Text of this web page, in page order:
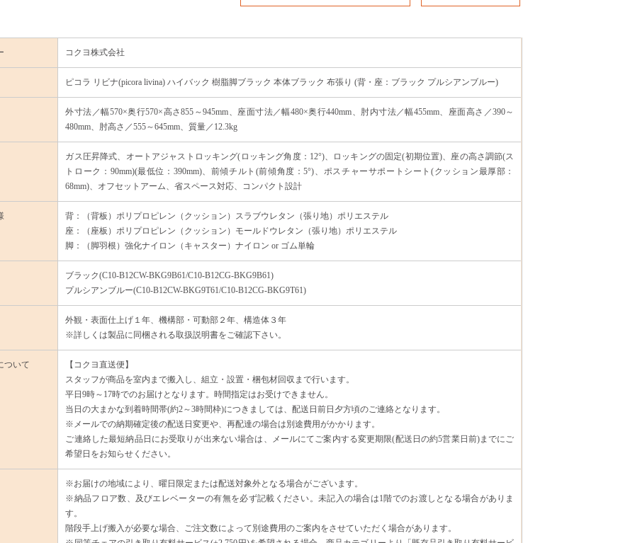
コクヨ株式会社
ピコラ リビナ(picora livina) ハイバック 樹脂脚ブラック 本体ブラック 布張り (背・座：ブラック プルシアンブルー)
外寸法／幅570×奥行570×高さ855～945mm、座面寸法／幅480×奥行440mm、肘内寸法／幅455mm、座面高さ／390～
480mm、肘高さ／555～645mm、質量／12.3kg
ガス圧昇降式、オートアジャストロッキング(ロッキング角度：12°)、ロッキングの固定(初期位置)、座の高さ調節(ス
トローク：90mm)(最低位：390mm)、前傾チルト(前傾角度：5°)、ポスチャーサポートシート(クッション最厚部：
68mm)、オフセットアーム、省スペース対応、コンパクト設計
背：（背板）ポリプロピレン（クッション）スラブウレタン（張り地）ポリエステル
座：（座板）ポリプロピレン（クッション）モールドウレタン（張り地）ポリエステル
脚：（脚羽根）強化ナイロン（キャスター）ナイロン or ゴム単輪
ブラック(C10-B12CW-BKG9B61/C10-B12CG-BKG9B61)
プルシアンブルー(C10-B12CW-BKG9T61/C10-B12CG-BKG9T61)
外観・表面仕上げ１年、機構部・可動部２年、構造体３年
※詳しくは製品に同梱される取扱説明書をご確認下さい。
ついて
【コクヨ直送便】
スタッフが商品を室内まで搬入し、組立・設置・梱包材回収まで行います。
平日9時～17時でのお届けとなります。時間指定はお受けできません。
当日の大まかな到着時間帯(約2～3時間枠)につきましては、配送日前日夕方頃のご連絡となります。
※メールでの納期確定後の配送日変更や、再配達の場合は別途費用がかかります。
ご連絡した最短納品日にお受取りが出来ない場合は、メールにてご案内する変更期限(配送日の約5営業日前)までにご
希望日をお知らせください。
※お届けの地域により、曜日限定または配送対象外となる場合がございます。
※納品フロア数、及びエレベーターの有無を必ず記載ください。未記入の場合は1階でのお渡しとなる場合がありま
す。
階段手上げ搬入が必要な場合、ご注文数によって別途費用のご案内をさせていただく場合があります。